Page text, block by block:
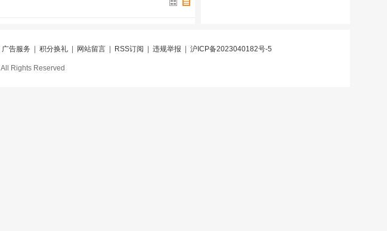
广告服务 积分换礼| 网站留言| RSS订阅 违规举报 沪ICP备2023040182号-5
Rights Reserved